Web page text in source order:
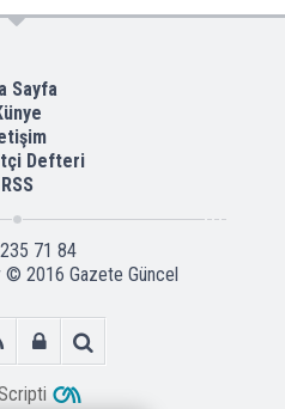
Sayfa
Defteri
RSS
71 84
© 2016 Gazete Güncel